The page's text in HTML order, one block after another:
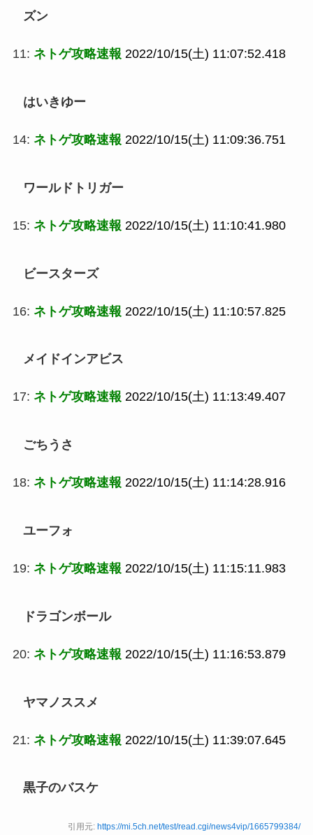
ズン
11: ネトゲ攻略速報 2022/10/15(土) 11:07:52.418
はいきゆー
14: ネトゲ攻略速報 2022/10/15(土) 11:09:36.751
ワールドトリガー
15: ネトゲ攻略速報 2022/10/15(土) 11:10:41.980
ビースターズ
16: ネトゲ攻略速報 2022/10/15(土) 11:10:57.825
メイドインアビス
17: ネトゲ攻略速報 2022/10/15(土) 11:13:49.407
ごちうさ
18: ネトゲ攻略速報 2022/10/15(土) 11:14:28.916
ユーフォ
19: ネトゲ攻略速報 2022/10/15(土) 11:15:11.983
ドラゴンボール
20: ネトゲ攻略速報 2022/10/15(土) 11:16:53.879
ヤマノススメ
21: ネトゲ攻略速報 2022/10/15(土) 11:39:07.645
黒子のバスケ
引用元: https://mi.5ch.net/test/read.cgi/news4vip/1665799384/